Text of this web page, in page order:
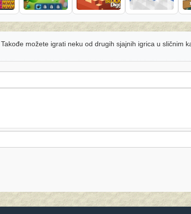
. Takođe možete igrati neku od drugih sjajnih igrica u sličnim